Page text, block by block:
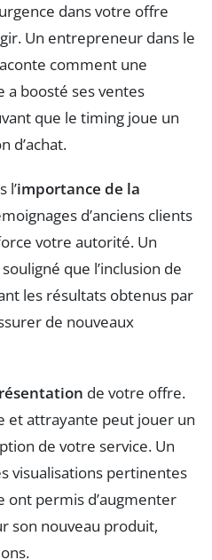
dans votre offre
Un entrepreneur dans le
comment une
boosté ses ventes
que le timing joue un
d’achat.
l’importance de la
d’anciens clients
votre autorité. Un
que l’inclusion de
les résultats obtenus par
de nouveaux
de votre offre.
et attrayante peut jouer un
de votre service. Un
visualisations pertinentes
ont permis d’augmenter
son nouveau produit,